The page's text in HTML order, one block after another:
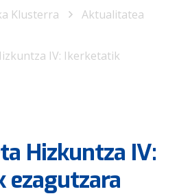
Klusterra
Aktualitatea
IV: Ikerketatik
Hizkuntza IV:
ezagutzara